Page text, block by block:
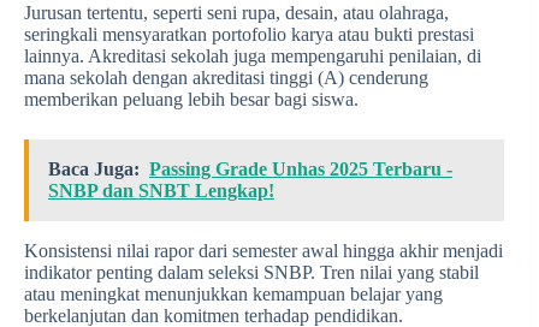
Jurusan tertentu, seperti seni rupa, desain, atau olahraga,
seringkali mensyaratkan portofolio karya atau bukti prestasi
lainnya. Akreditasi sekolah juga mempengaruhi penilaian, di
mana sekolah dengan akreditasi tinggi (A) cenderung
memberikan peluang lebih besar bagi siswa.
Baca Juga: Passing Grade Unhas 2025 Terbaru -
SNBP dan SNBT Lengkap!
Konsistensi nilai rapor dari semester awal hingga akhir menjadi
indikator penting dalam seleksi SNBP. Tren nilai yang stabil
atau meningkat menunjukkan kemampuan belajar yang
berkelanjutan dan komitmen terhadap pendidikan.